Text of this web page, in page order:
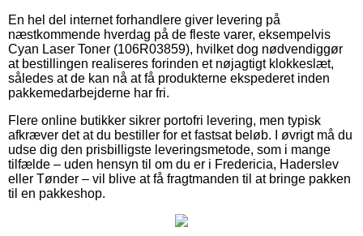
En hel del internet forhandlere giver levering på
næstkommende hverdag på de fleste varer, eksempelvis
Cyan Laser Toner (106R03859), hvilket dog nødvendiggør
at bestillingen realiseres forinden et nøjagtigt klokkeslæt,
således at de kan nå at få produkterne ekspederet inden
pakkemedarbejderne har fri.
Flere online butikker sikrer portofri levering, men typisk
afkræver det at du bestiller for et fastsat beløb. I øvrigt må du
udse dig den prisbilligste leveringsmetode, som i mange
tilfælde – uden hensyn til om du er i Fredericia, Haderslev
eller Tønder – vil blive at få fragtmanden til at bringe pakken
til en pakkeshop.